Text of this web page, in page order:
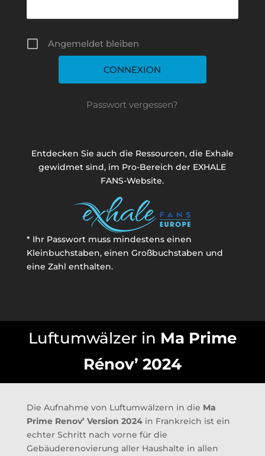
Angemeldet bleiben
Passwort vergessen?
Entdecken Sie auch die Ressourcen, die Exhale
gewidmet sind, im Pro-Bereich der EXHALE
FANS-Website.
* Ihr Passwort muss mindestens einen
Kleinbuchstaben, einen Großbuchstaben und
eine Zahl enthalten.
Luftumwälzer in Ma Prime
Rénov’ 2024
Die Aufnahme von Luftumwälzern in die Ma
Prime Renov’ Version 2024in Frankreich ist ein
echter Schritt nach vorne für die
Gebäuderenovierung aller Haushalte in allen